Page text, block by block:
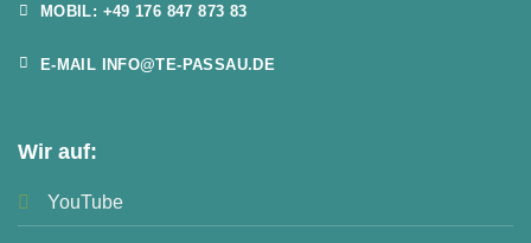
MOBIL: +49 176 847 873 83
E-MAIL INFO@TE-PASSAU.DE
Wir auf:
YouTube